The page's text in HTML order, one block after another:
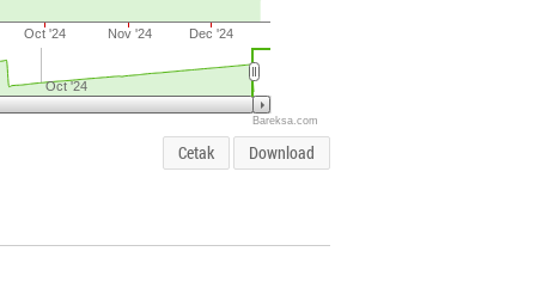
Oct '24 Nov '24 Dec '24
Oct '24
Bareksa.com
Cetak Download